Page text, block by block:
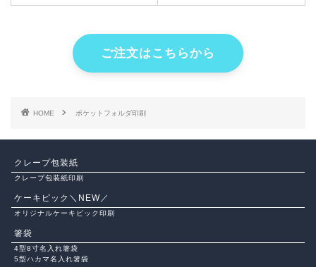
ご注文はこちらから
HOME ポケットフォルダ印刷
クレープ包装紙
クレープ包装紙印刷
ケーキピック＼NEW／
オリジナルケーキピック印刷
箸袋
4型8寸名入れ箸袋
5型ハカマ名入れ箸袋